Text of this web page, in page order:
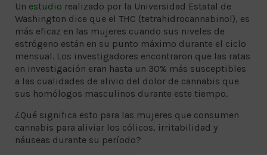
Un estudio realizado por la Universidad Estatal de
Washington dice que el THC (tetrahidrocannabinol), es
más eficaz en las mujeres cuando sus niveles de
estrógeno están en su punto máximo durante el ciclo
mensual. Los investigadores encontraron que las ratas
en investigación eran hasta un 30% más susceptibles
a las cualidades de alivio del dolor de cannabis que
sus homólogos masculinos durante este tiempo.
¿Qué significa esto para las mujeres que consumen
cannabis para aliviar los cólicos, irritabilidad y
náuseas durante su período?